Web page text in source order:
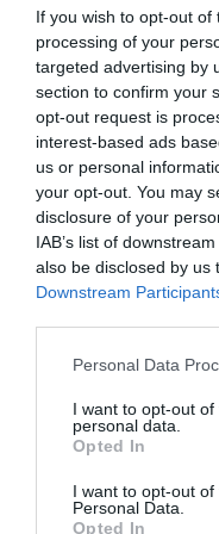
If you wish to opt-out
processing of your
targeted advertising by
section to confirm your
opt-out request is
interest-based ads
us or personal
your opt-out. You may
disclosure of your
IAB’s list of
also be disclosed by us
Downstream
Please note that this
not limited to your visit
grant or deny consent
use your data for
consent section.
Personal Data
I want to opt-out
personal data.
Opted In
I want to opt-out
Personal Data.
Opted In
PRODUTOS E MARCAS
DHRT celebra dois
moda e criatividade